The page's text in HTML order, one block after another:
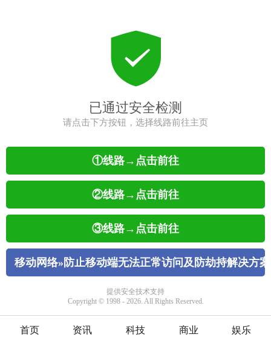
首页 资讯 科技 商业
娱乐